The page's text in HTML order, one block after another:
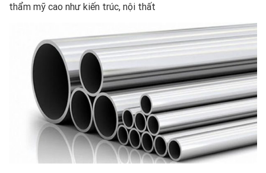
thẩm mỹ cao như kiến trúc, nội thất